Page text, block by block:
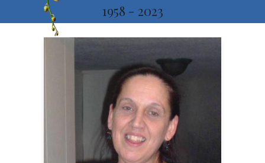
1958 - 2023